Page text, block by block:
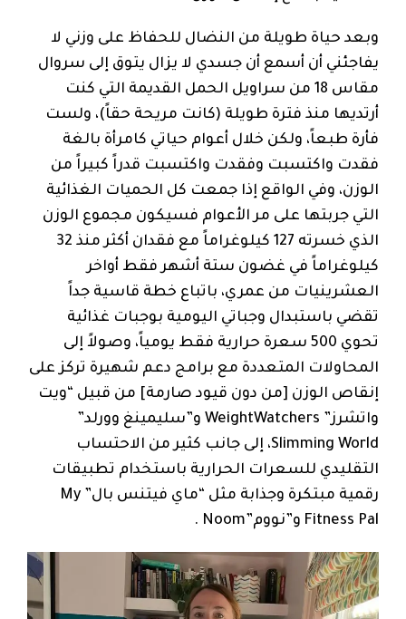
وبعد حياة طويلة من النضال للحفاظ على وزني لا
يفاجئني أن أسمع أن جسدي لا يزال يتوق إلى سروال
مقاس 18 من سراويل الحمل القديمة التي كنت
أرتديها منذ فترة طويلة (كانت مريحة حقاً)، ولست
فأرة طبعاً، ولكن خلال أعوام حياتي كامرأة بالغة
فقدت واكتسبت وفقدت واكتسبت قدراً كبيراً من
الوزن، وفي الواقع إذا جمعت كل الحميات الغذائية
التي جربتها على مر الأعوام فسيكون مجموع الوزن
الذي خسرته 127 كيلوغراماً مع فقدان أكثر منذ 32
كيلوغراماً في غضون ستة أشهر فقط أواخر
العشرينيات من عمري، باتباع خطة قاسية جداً
تقضي باستبدال وجباتي اليومية بوجبات غذائية
تحوي 500 سعرة حرارية فقط يومياً، وصولاً إلى
المحاولات المتعددة مع برامج دعم شهيرة تركز على
إنقاص الوزن [من دون قيود صارمة] من قبيل “ويت
واتشرز” WeightWatchers و”سليمينغ وورلد”
Slimming World، إلى جانب كثير من الاحتساب
التقليدي للسعرات الحرارية باستخدام تطبيقات
رقمية مبتكرة وجذابة مثل “ماي فيتنس بال” My
Fitness Pal و”نووم”Noom .